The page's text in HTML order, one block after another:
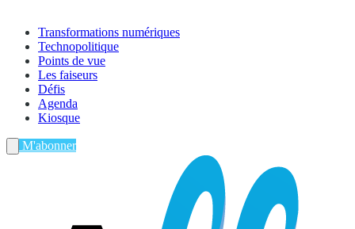
Transformations numériques
Technopolitique
Points de vue
Les faiseurs
Défis
Agenda
Kiosque
M'abonner